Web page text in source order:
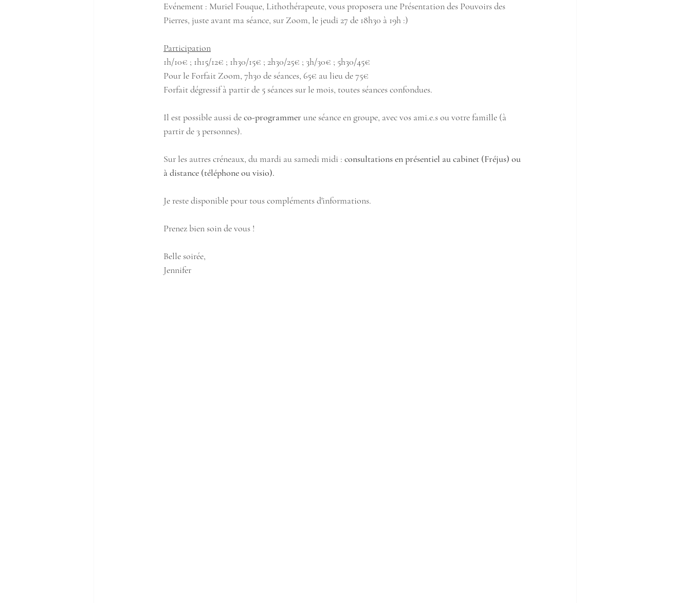
Evénement : Muriel Fouque, Lithothérapeute, vous proposera une Présentation des Pouvoirs des
Pierres, juste avant ma séance, sur Zoom, le jeudi 27 de 18h30 à 19h :)
Participation
1h/10€ ; 1h15/12€ ; 1h30/15€ ; 2h30/25€ ; 3h/30€ ; 5h30/45€
Pour le Forfait Zoom, 7h30 de séances, 65€ au lieu de 75€
Forfait dégressif à partir de 5 séances sur le mois, toutes séances confondues.
Il est possible aussi de co-programmer une séance en groupe, avec vos ami.e.s ou votre famille (à
partir de 3 personnes).
Sur les autres créneaux, du mardi au samedi midi : consultations en présentiel au cabinet (Fréjus) ou
à distance (téléphone ou visio).
Je reste disponible pour tous compléments d'informations.
Prenez bien soin de vous !
Belle soirée,
Jennifer